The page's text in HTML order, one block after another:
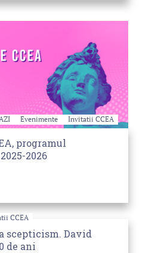
Evenimente Invitatii CCEA
programul
2026
CCEA
scepticism. David
de ani